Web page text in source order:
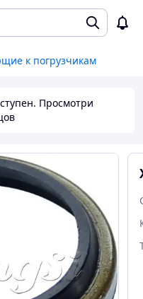
к погрузчикам
Просмотри